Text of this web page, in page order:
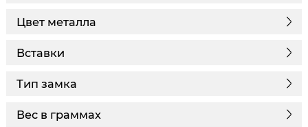
Цвет металла
Вставки
Тип замка
Вес в граммах